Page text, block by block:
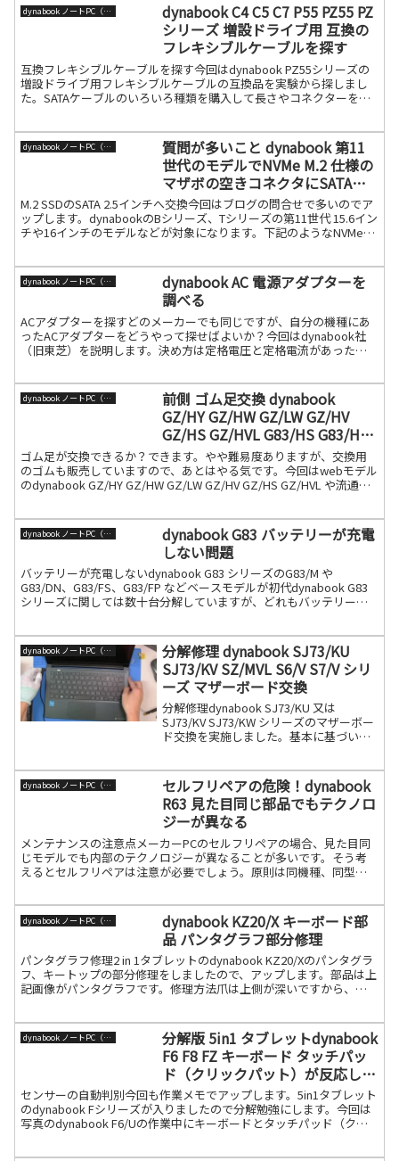
dynabook ノートPC（旧東芝）
dynabook C4 C5 C7 P55 PZ55 PZ
シリーズ 増設ドライブ用 互換の
フレキシブルケーブルを探す
互換フレキシブルケーブルを探す今回はdynabook PZ55シリーズの
増設ドライブ用フレキシブルケーブルの互換品を実験から探しまし
た。SATAケーブルのいろいろ種類を購入して長さやコネクターを合
dynabook ノートPC（旧東芝）
質問が多いこと dynabook 第11
世代のモデルでNVMe M.2 仕様の
マザボの空きコネクタにSATAの
2.5インチSSDをつけてみた
M.2 SSDのSATA 2.5インチへ交換今回はブログの問合せで多いのでア
ップします。dynabookのBシリーズ、Tシリーズの第11世代 15.6イン
チや16インチのモデルなどが対象になります。下記のようなNVMe用
dynabook ノートPC（旧東芝）
dynabook AC 電源アダプターを
調べる
ACアダプターを探すどのメーカーでも同じですが、自分の機種にあ
ったACアダプターをどうやって探せばよいか？今回はdynabook社
（旧東芝）を説明します。決め方は定格電圧と定格電流があったも
dynabook ノートPC（旧東芝）
前側 ゴム足交換 dynabook
GZ/HY GZ/HW GZ/LW GZ/HV
GZ/HS GZ/HVL G83/HS G83/HU
G83/KV G83/KW シリーズ
ゴム足が交換できるか？できます。やや難易度ありますが、交換用
のゴムも販売していますので、あとはやる気です。今回はwebモデル
のdynabook GZ/HY GZ/HW GZ/LW GZ/HV GZ/HS GZ/HVL や流通モ
dynabook ノートPC（旧東芝）
dynabook G83 バッテリーが充電
しない問題
バッテリーが充電しないdynabook G83 シリーズのG83/M や
G83/DN、G83/FS、G83/FP などベースモデルが初代dynabook G83
シリーズに関しては数十台分解していますが、どれもバッテリーが
dynabook ノートPC（旧東芝）
分解修理 dynabook SJ73/KU
SJ73/KV SZ/MVL S6/V S7/V シリ
ーズ マザーボード交換
分解修理dynabook SJ73/KU 又は
SJ73/KV SJ73/KW シリーズのマザーボー
ド交換を実施しました。基本に基づいて
解通常リペア同様にボトムカバー（裏続
きを読む
dynabook ノートPC（旧東芝）
セルフリペアの危険！dynabook
R63 見た目同じ部品でもテクノロ
ジーが異なる
メンテナンスの注意点メーカーPCのセルフリペアの場合、見た目同
じモデルでも内部のテクノロジーが異なることが多いです。そう考
えるとセルフリペアは注意が必要でしょう。原則は同機種、同型番
dynabook ノートPC（旧東芝）
dynabook KZ20/X キーボード部
品 パンタグラフ部分修理
パンタグラフ修理2 in 1タブレットのdynabook KZ20/Xのパンタグラ
フ、キートップの部分修理をしましたので、アップします。部品は上
記画像がパンタグラフです。修理方法爪は上側が深いですから、こ
dynabook ノートPC（旧東芝）
分解版 5in1 タブレットdynabook
F6 F8 FZ キーボード タッチパッ
ド（クリックパット）が反応しな
くなる事象
センサーの自動判別今回も作業メモでアップします。5in1タブレット
のdynabook Fシリーズが入りましたので分解勉強にします。今回は
写真のdynabook F6/Uの作業中にキーボードとタッチパッド（クリ